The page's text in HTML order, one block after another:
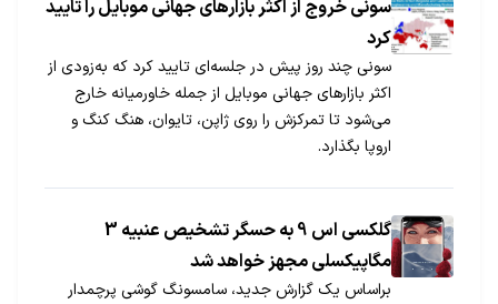
سونی خروج از اکثر بازارهای جهانی موبایل را تایید
کرد
سونی چند روز پیش در جلسه‌ای تایید کرد که به‌زودی از
اکثر بازارهای جهانی موبایل از جمله خاورمیانه خارج
می‌شود تا تمرکزش را روی ژاپن، تایوان، هنگ کنگ و
اروپا بگذارد.
گلکسی اس 9 به حسگر تشخیص عنبیه 3
مگاپیکسلی مجهز خواهد شد
براساس یک گزارش جدید، سامسونگ گوشی پرچمدار